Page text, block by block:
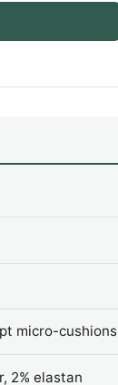
micro-cushions
2% elastan